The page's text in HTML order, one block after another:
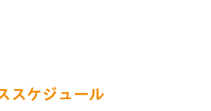
スケジュール